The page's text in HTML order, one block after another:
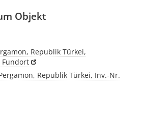
Objekt
Republik Türkei,
Fundort
Republik Türkei, Inv.-Nr.